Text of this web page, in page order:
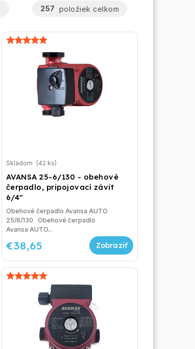
257 položiek celkom
AVANSA 25-6/130 - obehové
čerpadlo, pripojovací závit
6/4"
Skladom (42 ks)
€38,65
Obehové čerpadlo Avansa AUTO
25/6/130 Obehové čerpadlo
Avansa AUTO...